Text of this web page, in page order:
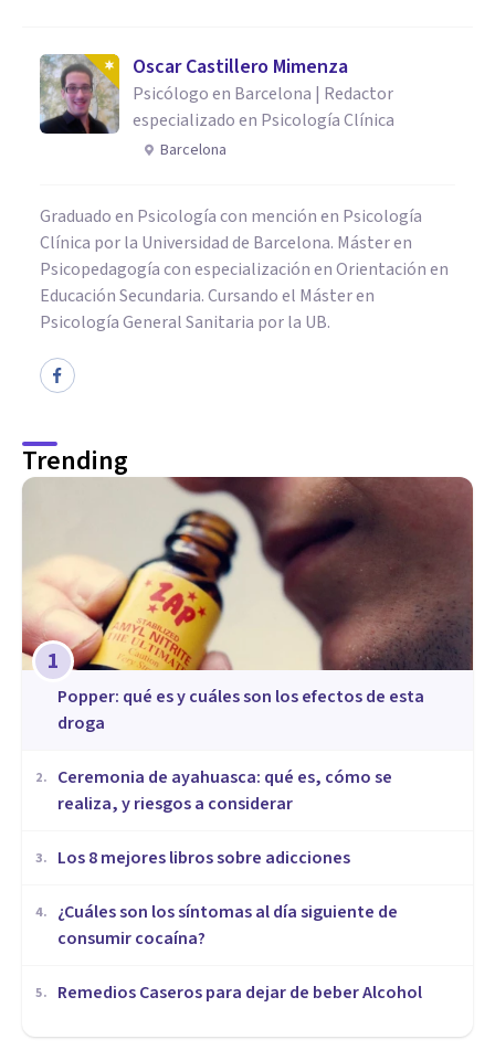
Oscar Castillero Mimenza
Psicólogo en Barcelona | Redactor
especializado en Psicología Clínica
Barcelona
Graduado en Psicología con mención en Psicología
Clínica por la Universidad de Barcelona. Máster en
Psicopedagogía con especialización en Orientación en
Educación Secundaria. Cursando el Máster en
Psicología General Sanitaria por la UB.
Trending
1
Popper: qué es y cuáles son los efectos de esta
droga
2.
Ceremonia de ayahuasca: qué es, cómo se
realiza, y riesgos a considerar
3. Los 8 mejores libros sobre adicciones
4.
¿Cuáles son los síntomas al día siguiente de
consumir cocaína?
5. Remedios Caseros para dejar de beber Alcohol